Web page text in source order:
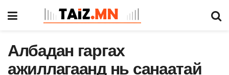
Албадан гаргах
ажиллагаанд нь санаатай